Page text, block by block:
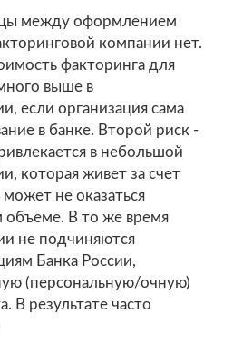
между оформлением
компании нет.
факторинга для
выше в
если организация сама
в банке. Второй риск -
в небольшой
которая живет за счет
не оказаться
объеме. В то же время
не подчиняются
Банка России,
(персональную/очную)
В результате часто